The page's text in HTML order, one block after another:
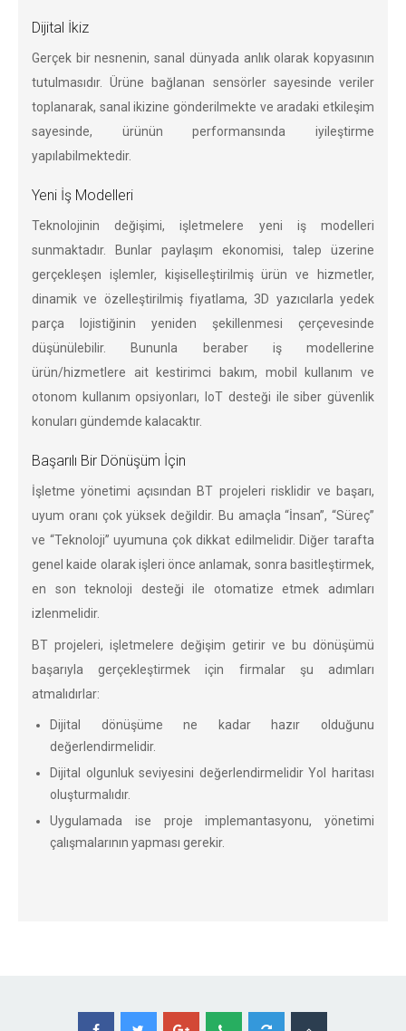
Dijital İkiz
Gerçek bir nesnenin, sanal dünyada anlık olarak kopyasının
tutulmasıdır. Ürüne bağlanan sensörler sayesinde veriler
toplanarak, sanal ikizine gönderilmekte ve aradaki etkileşim
sayesinde, ürünün performansında iyileştirme
yapılabilmektedir.
Yeni İş Modelleri
Teknolojinin değişimi, işletmelere yeni iş modelleri
sunmaktadır. Bunlar paylaşım ekonomisi, talep üzerine
gerçekleşen işlemler, kişiselleştirilmiş ürün ve hizmetler,
dinamik ve özelleştirilmiş fiyatlama, 3D yazıcılarla yedek
parça lojistiğinin yeniden şekillenmesi çerçevesinde
düşünülebilir. Bununla beraber iş modellerine
ürün/hizmetlere ait kestirimci bakım, mobil kullanım ve
otonom kullanım opsiyonları, IoT desteği ile siber güvenlik
konuları gündemde kalacaktır.
Başarılı Bir Dönüşüm İçin
İşletme yönetimi açısından BT projeleri risklidir ve başarı,
uyum oranı çok yüksek değildir. Bu amaçla “İnsan”, “Süreç”
ve “Teknoloji” uyumuna çok dikkat edilmelidir. Diğer tarafta
genel kaide olarak işleri önce anlamak, sonra basitleştirmek,
en son teknoloji desteği ile otomatize etmek adımları
izlenmelidir.
BT projeleri, işletmelere değişim getirir ve bu dönüşümü
başarıyla gerçekleştirmek için firmalar şu adımları
atmalıdırlar:
Dijital dönüşüme ne kadar hazır olduğunu
değerlendirmelidir.
Dijital olgunluk seviyesini değerlendirmelidir Yol haritası
oluşturmalıdır.
Uygulamada ise proje implemantasyonu, yönetimi
çalışmalarının yapması gerekir.